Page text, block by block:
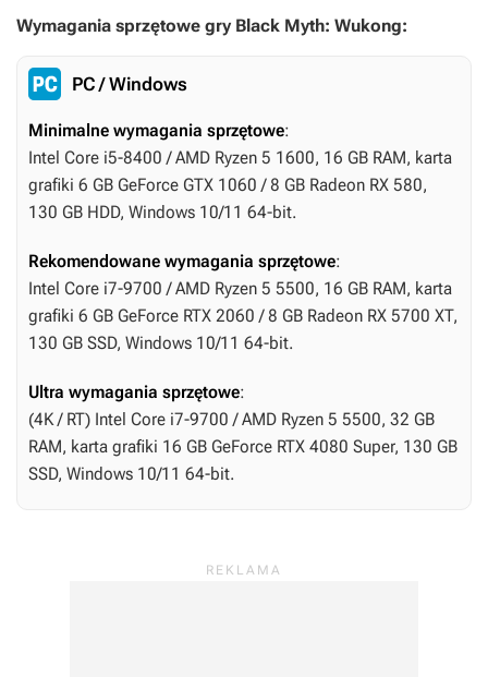
Wymagania sprzętowe gry Black Myth: Wukong:
PC / Windows
Minimalne wymagania sprzętowe:
Intel Core i5-8400 / AMD Ryzen 5 1600, 16 GB RAM, karta
grafiki 6 GB GeForce GTX 1060 / 8 GB Radeon RX 580,
130 GB HDD, Windows 10/11 64-bit.
Rekomendowane wymagania sprzętowe:
Intel Core i7-9700 / AMD Ryzen 5 5500, 16 GB RAM, karta
grafiki 6 GB GeForce RTX 2060 / 8 GB Radeon RX 5700 XT,
130 GB SSD, Windows 10/11 64-bit.
Ultra wymagania sprzętowe:
(4K / RT) Intel Core i7-9700 / AMD Ryzen 5 5500, 32 GB
RAM, karta grafiki 16 GB GeForce RTX 4080 Super, 130 GB
SSD, Windows 10/11 64-bit.